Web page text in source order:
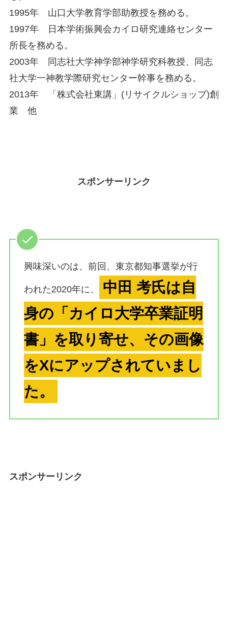
1995年 山口大学教育学部助教授を務める。
1997年 日本学術振興会カイロ研究連絡センター
所長を務める。
2003年 同志社大学神学部神学研究科教授、同志
社大学一神教学際研究センター幹事を務める。
2013年 「株式会社東講」(リサイクルショップ)創
業 他
スポンサーリンク
興味深いのは、前回、東京都知事選挙が行
われた2020年に、
中田 考氏は自
身の「カイロ大学卒業証明
書」を取り寄せ、その画像
をXにアップされていまし
た。
スポンサーリンク